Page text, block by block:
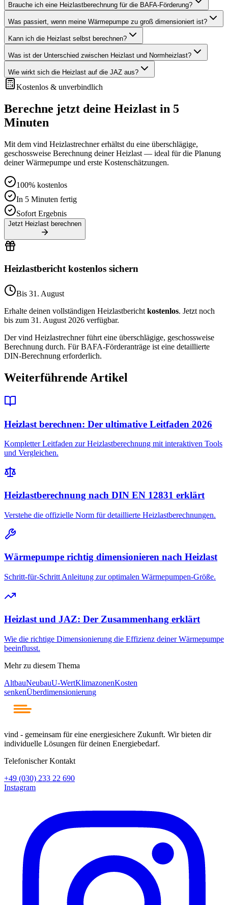
Brauche ich eine Heizlastberechnung für die BAFA-Förderung?
Was passiert, wenn meine Wärmepumpe zu groß dimensioniert ist?
Kann ich die Heizlast selbst berechnen?
Was ist der Unterschied zwischen Heizlast und Normheizlast?
Wie wirkt sich die Heizlast auf die JAZ aus?
Kostenlos & unverbindlich
Berechne jetzt deine Heizlast in 5
Minuten
Mit dem vind Heizlastrechner erhältst du eine überschlägige,
geschossweise Berechnung deiner Heizlast — ideal für die Planung
deiner Wärmepumpe und erste Kostenschätzungen.
100% kostenlos
In 5 Minuten fertig
Sofort Ergebnis
Jetzt Heizlast berechnen
Heizlastbericht kostenlos sichern
Bis 31. August
Erhalte deinen vollständigen Heizlastbericht kostenlos. Jetzt noch
bis zum 31. August 2026 verfügbar.
Der vind Heizlastrechner führt eine überschlägige, geschossweise
Berechnung durch. Für BAFA-Förderanträge ist eine detaillierte
DIN-Berechnung erforderlich.
Weiterführende Artikel
Heizlast berechnen: Der ultimative Leitfaden 2026
Kompletter Leitfaden zur Heizlastberechnung mit interaktiven Tools
und Vergleichen.
Heizlastberechnung nach DIN EN 12831 erklärt
Verstehe die offizielle Norm für detaillierte Heizlastberechnungen.
Wärmepumpe richtig dimensionieren nach Heizlast
Schritt-für-Schritt Anleitung zur optimalen Wärmepumpen-Größe.
Heizlast und JAZ: Der Zusammenhang erklärt
Wie die richtige Dimensionierung die Effizienz deiner Wärmepumpe
beeinflusst.
Mehr zu diesem Thema
AltbauNeubauU-WertKlimazonenKosten
senkenÜberdimensionierung
vind - gemeinsam für eine energiesichere Zukunft. Wir bieten dir
individuelle Lösungen für deinen Energiebedarf.
Telefonischer Kontakt
+49 (030) 233 22 690
Instagram